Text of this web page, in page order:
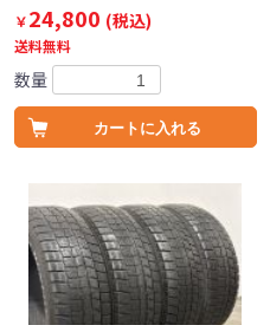
￥24,800 (税込)
送料無料
数量
カートに入れる